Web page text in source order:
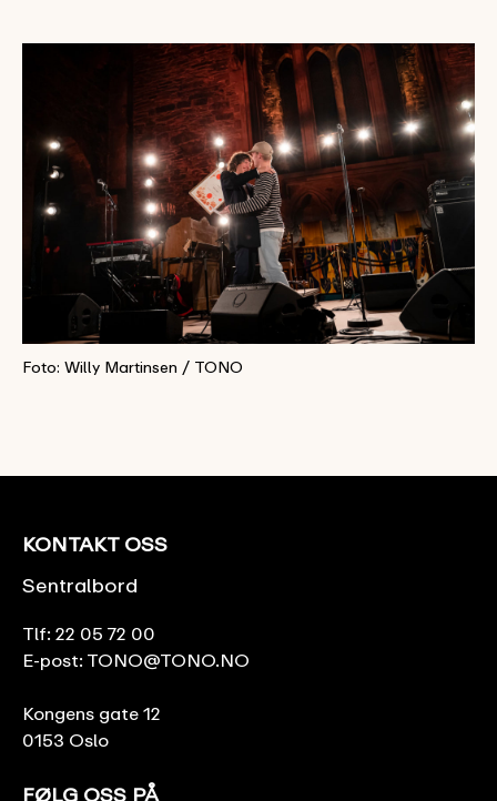
Foto: Willy Martinsen / TONO
KONTAKT OSS
Sentralbord
Tlf: 22 05 72 00
E-post: TONO@TONO.NO
Kongens gate 12
0153 Oslo
FØLG OSS PÅ